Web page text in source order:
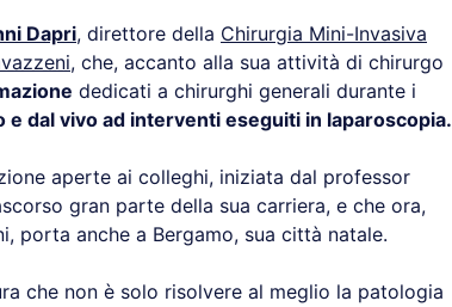
Dapri, direttore della Chirurgia Mini-Invasiva
, che, accanto alla sua attività di chirurgo
dedicati a chirurghi generali durante i
e dal vivo ad interventi eseguiti in laparoscopia.
aperte ai colleghi, iniziata dal professor
gran parte della sua carriera, e che ora,
porta anche a Bergamo, sua città natale.
che non è solo risolvere al meglio la patologia